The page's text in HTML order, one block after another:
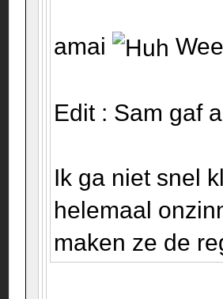
amai
Edit : Sam gaf
Ik ga niet snel
helemaal
maken ze de